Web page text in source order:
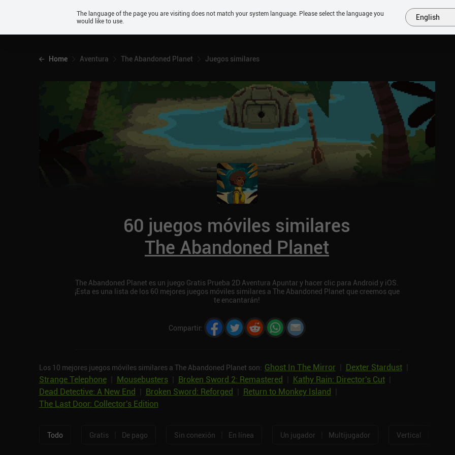
Android
PRÓXIMOS SIMILARES COLECCIONES TOP
Home Aventura The Abandoned Planet Juegos similares
60 juegos móviles similares
The Abandoned Planet
The Abandoned Planet es un juego Gratis Prueba 2D Aventura Apuntar y hacer clic para Android y iOS.
¡Esta es una lista de los 60 mejores juegos móviles similares a The Abandoned Planet que creemos que
te encantarán!
Compartir:
Los 10 mejores juegos móviles similares a The Abandoned Planet son: Ghost In The Mirror Dexter Stardust|
Strange Telephone| Mousebusters| Broken Sword 2: Remastered Kathy Rain: Director's Cut|
Dead Detective: A New End
Broken Sword: Reforged Return to Monkey Island
The Last Door: Collector's Edition
Todo Gratis De pago Sin conexión En línea Un jugador Multijugador Vertical
The language of the page you are visiting does not match your system language. Please select the language you
would like to use.
English